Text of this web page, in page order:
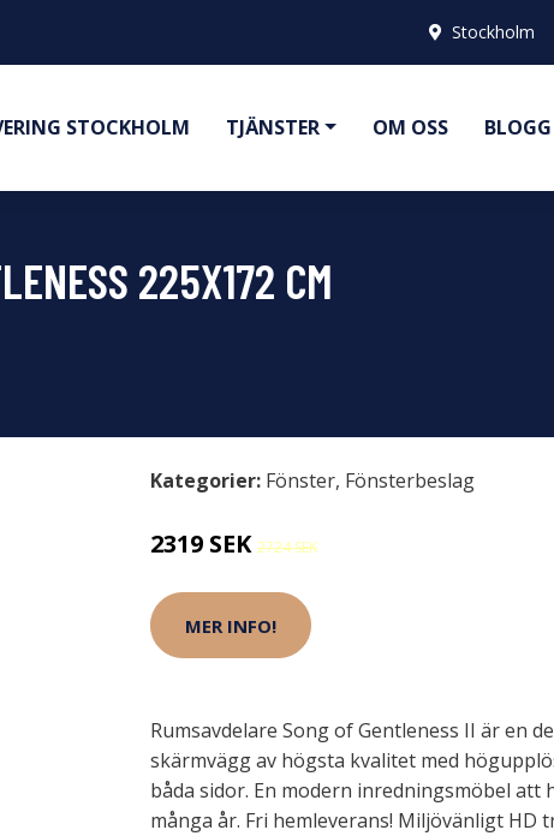
Stockholm
STOCKHOLM TJÄNSTER OM OSS BLOGG
225X172 CM
Kategorier: Fönster, Fönsterbeslag
2319 SEK 2724 SEK
MER INFO!
Rumsavdelare Song of Gentleness II är en
skärmvägg av högsta kvalitet med
båda sidor. En modern inredningsmöbel att
många år. Fri hemleverans! Miljövänligt HD